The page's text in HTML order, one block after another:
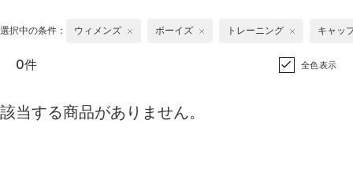
選択中の条件： ウィメンズ ボーイズ トレーニング キャッ
0件 全色表示
該当する商品がありません。